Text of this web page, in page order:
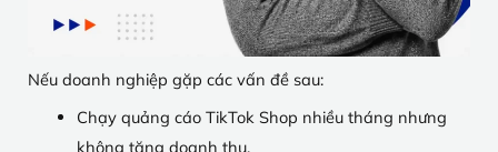
Nếu doanh nghiệp gặp các vấn đề sau:
Chạy quảng cáo TikTok Shop nhiều tháng nhưng
không tăng doanh thu.